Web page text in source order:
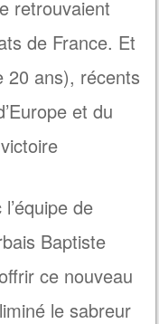
retrouvaient
de France. Et
20 ans), récents
et du
de
Baptiste
ce nouveau
le sabreur